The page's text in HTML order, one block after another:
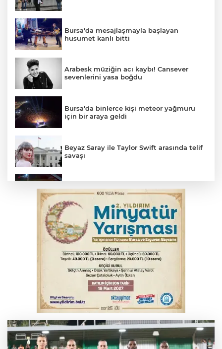
Bursa'da mesajlaşmayla başlayan
husumet kanlı bitti
Arabesk müziğin acı kaybı! Cansever
sevenlerini yasa boğdu
Bursa'da binlerce kişi meteor yağmuru
için bir araya geldi
Beyaz Saray ile Taylor Swift arasında telif
savaşı
Bursa’da drift atan sürücüye ceza yağdı
Bursa'da korkutan kazada 4 yaralı
Feci kaza yaşlı çifti hayattan kopardı
Yükseköğretim Kanununda değişiklik
Resmi Gazete'de